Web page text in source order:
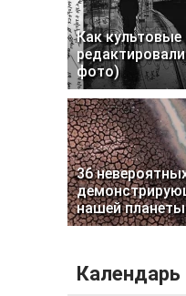
Как
фото)
36
нашей планеты
Календарь